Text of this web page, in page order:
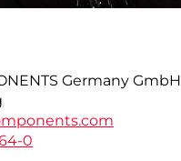
Germany GmbH
0